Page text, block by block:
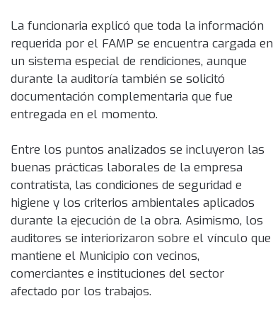
La funcionaria explicó que toda la información
requerida por el FAMP se encuentra cargada en
un sistema especial de rendiciones, aunque
durante la auditoría también se solicitó
documentación complementaria que fue
entregada en el momento.
Entre los puntos analizados se incluyeron las
buenas prácticas laborales de la empresa
contratista, las condiciones de seguridad e
higiene y los criterios ambientales aplicados
durante la ejecución de la obra. Asimismo, los
auditores se interiorizaron sobre el vínculo que
mantiene el Municipio con vecinos,
comerciantes e instituciones del sector
afectado por los trabajos.